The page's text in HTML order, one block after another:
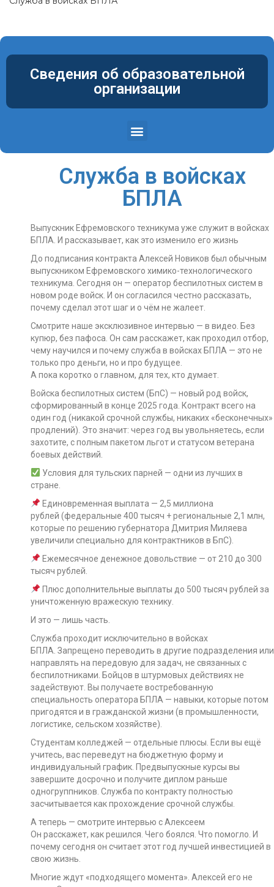
Сведения об образовательной
организации
Служба в войсках
БПЛА
Выпускник Ефремовского техникума уже служит в войсках
БПЛА. И рассказывает, как это изменило его жизнь
До подписания контракта Алексей Новиков был обычным
выпускником Ефремовского химико-технологического
техникума. Сегодня он — оператор беспилотных систем в
новом роде войск. И он согласился честно рассказать,
почему сделал этот шаг и о чём не жалеет.
Смотрите наше эксклюзивное интервью — в видео. Без
купюр, без пафоса. Он сам расскажет, как проходил отбор,
чему научился и почему служба в войсках БПЛА — это не
только про деньги, но и про будущее.
А пока коротко о главном, для тех, кто думает.
Войска беспилотных систем (БпС) — новый род войск,
сформированный в конце 2025 года. Контракт всего на
один год (никакой срочной службы, никаких «бесконечных»
продлений). Это значит: через год вы увольняетесь, если
захотите, с полным пакетом льгот и статусом ветерана
боевых действий.
Условия для тульских парней — одни из лучших в
стране.
Единовременная выплата — 2,5 миллиона
рублей (федеральные 400 тысяч + региональные 2,1 млн,
которые по решению губернатора Дмитрия Миляева
увеличили специально для контрактников в БпС).
Ежемесячное денежное довольствие — от 210 до 300
тысяч рублей.
Плюс дополнительные выплаты до 500 тысяч рублей за
уничтоженную вражескую технику.
И это — лишь часть.
Служба проходит исключительно в войсках
БПЛА. Запрещено переводить в другие подразделения или
направлять на передовую для задач, не связанных с
беспилотниками. Бойцов в штурмовых действиях не
задействуют. Вы получаете востребованную
специальность оператора БПЛА — навыки, которые потом
пригодятся и в гражданской жизни (в промышленности,
логистике, сельском хозяйстве).
Студентам колледжей — отдельные плюсы. Если вы ещё
учитесь, вас переведут на бюджетную форму и
индивидуальный график. Предвыпускные курсы вы
завершите досрочно и получите диплом раньше
одногруппников. Служба по контракту полностью
засчитывается как прохождение срочной службы.
А теперь — смотрите интервью с Алексеем
Он расскажет, как решился. Чего боялся. Что помогло. И
почему сегодня он считает этот год лучшей инвестицией в
свою жизнь.
Многие ждут «подходящего момента». Алексей его не